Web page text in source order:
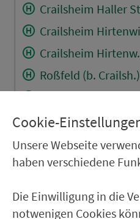
Crailsheim Haller
Crailsheim
Crailsheim
Roßfeld (b.
Maulach Abzw. von
Heinkenbusch
Saurach Abzw. von
Cookie-
Unsere Webseite
haben verschiedene
Die Einwilligung in die
notwenigen Cookies